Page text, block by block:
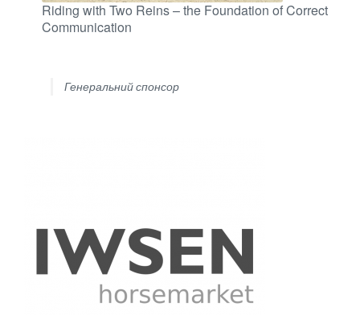
Riding with Two Reins – the Foundation of Correct
Communication
Генеральний спонсор